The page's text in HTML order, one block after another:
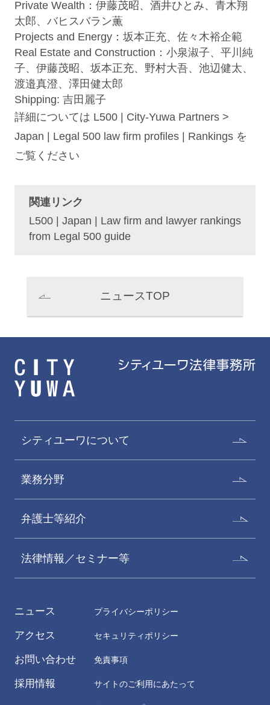
Private Wealth： 伊藤茂昭、 酒井ひとみ、 青木翔
太郎、 バヒスバラン薫
Projects and Energy： 坂本正充、 佐々木裕企範
Real Estate and Construction： 小泉淑子、 平川純
子、 伊藤茂昭、 坂本正充、 野村大吾、 池辺健太、
渡邉真澄、 澤田健太郎
Shipping: 吉田麗子
詳細については L500 | City-Yuwa Partners >
Japan | Legal 500 law firm profiles | Rankingsを
ご覧ください
関連リンク
L500 | Japan | Law firm and lawyer rankings
from Legal 500 guide
ニュースTOP
シティユーワについて
業務分野
弁護士等紹介
法律情報／セミナー等
ニュース
アクセス
お問い合わせ
採用情報
プライバシーポリシー
セキュリティポリシー
免責事項
サイトのご利用にあたって